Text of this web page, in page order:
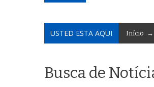
USTED ESTA AQUI Início →
Busca de